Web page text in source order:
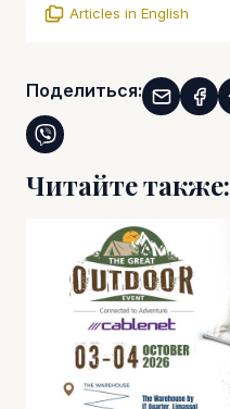
Articles in English
Поделиться:
Читайте также: